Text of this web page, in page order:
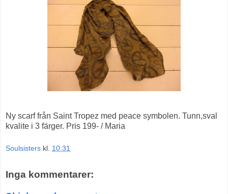
Ny scarf från Saint Tropez med peace symbolen. Tunn,sval
kvalite i 3 färger. Pris 199- / Maria
Soulsisters kl. 10:31
Inga kommentarer: